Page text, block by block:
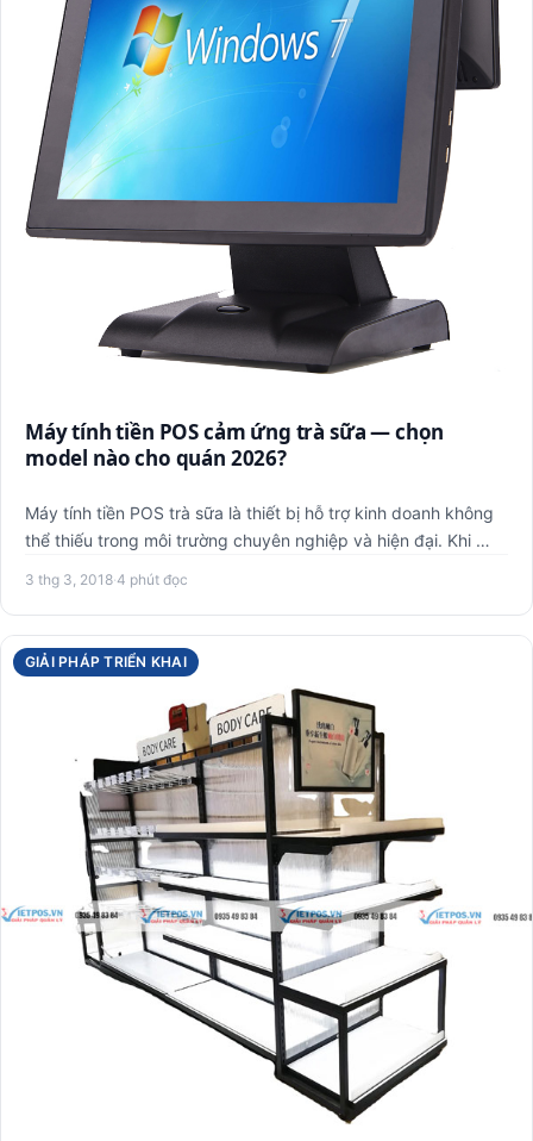
Máy tính tiền POS cảm ứng trà sữa — chọn
model nào cho quán 2026?
Máy tính tiền POS trà sữa là thiết bị hỗ trợ kinh doanh không
thể thiếu trong môi trường chuyên nghiệp và hiện đại. Khi …
3 thg 3, 2018·4 phút đọc
GIẢI PHÁP TRIỂN KHAI